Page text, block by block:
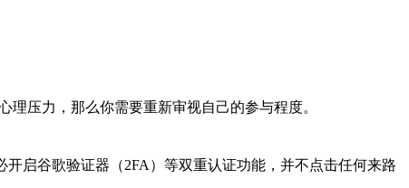
理压力，那么你需要重新审视自己的参与程度。
启谷歌验证器（2FA）等双重认证功能，并不点击任何来路